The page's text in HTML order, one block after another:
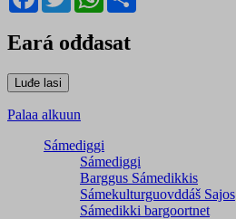
Eará ođđasat
Palaa alkuun
Sámediggi
Sámediggi
Barggus Sámedikkis
Sámekulturguovddáš Sajos
Sámedikki bargoortnet